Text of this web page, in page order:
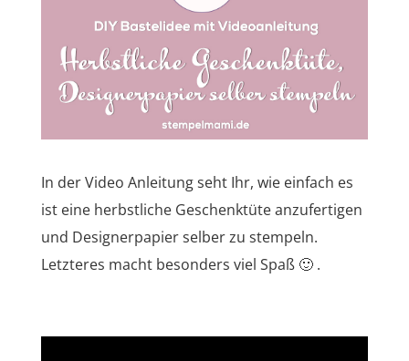
In der Video Anleitung seht Ihr, wie einfach es
ist eine herbstliche Geschenktüte anzufertigen
und Designerpapier selber zu stempeln.
Letzteres macht besonders viel Spaß 🙂 .